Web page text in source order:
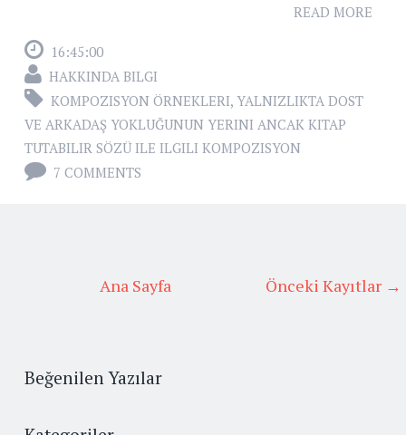
READ MORE
16:45:00
HAKKINDA BILGI
KOMPOZISYON ÖRNEKLERI, YALNIZLIKTA DOST
VE ARKADAŞ YOKLUĞUNUN YERINI ANCAK KITAP
TUTABILIR SÖZÜ ILE ILGILI KOMPOZISYON
7 COMMENTS
Önceki Kayıtlar →
Ana Sayfa
Beğenilen Yazılar